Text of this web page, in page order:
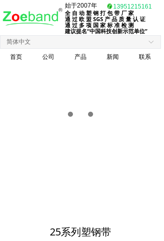
始于2007年
全 自 动 塑 钢 打 包 带 厂 家
通 过 欧 盟 SGS 产 品 质 量 认 证
通 过 多 项 国 家 标 准 检 测
建议提名“中国科技创新示范单位”
13951215161
首页 公司 产品 新闻 联系
ꀅ
简体中文
25系列塑钢带